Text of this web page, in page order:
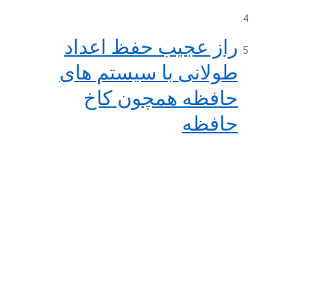
راز عجیب حفظ اعداد
طولانی با سیستم های
حافظه همچون کاخ
حافظه